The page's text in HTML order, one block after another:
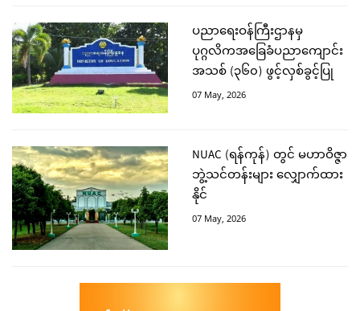
ပညာရေးဝန်ကြီးဌာနမှ
ပုဂ္ဂလိကအခြေခံပညာကျောင်း
အသစ် (၃၆၀) ဖွင့်လှစ်ခွင့်ပြု
07 May, 2026
NUAC (ရန်ကုန်) တွင် မဟာဝိဇ္ဇာ
ဘွဲ့သင်တန်းများ လျှောက်ထား
နိုင်
07 May, 2026